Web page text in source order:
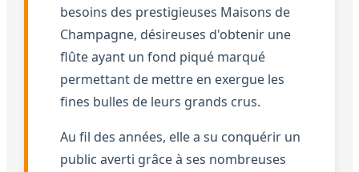
besoins des prestigieuses Maisons de
Champagne, désireuses d'obtenir une
flûte ayant un fond piqué marqué
permettant de mettre en exergue les
fines bulles de leurs grands crus.
Au fil des années, elle a su conquérir un
public averti grâce à ses nombreuses